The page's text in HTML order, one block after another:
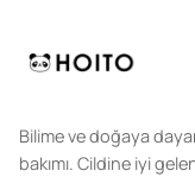
Bilime ve doğaya
bakımı. Cildine iyi